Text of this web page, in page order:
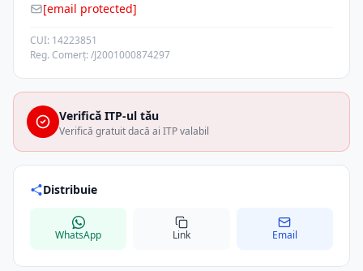
[email protected]
CUI: 14223851
Reg. Comerț: /J2001000874297
Verifică ITP-ul tău
Verifică gratuit dacă ai ITP valabil
Distribuie
WhatsApp Link Email